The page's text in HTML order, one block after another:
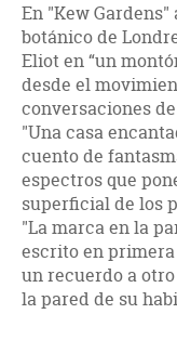
En "Kew
botánico de
Eliot en “un
desde el
conversaciones
"Una casa
cuento de
espectros que
superficial de los
"La marca en la
escrito en
un recuerdo a
la pared de su